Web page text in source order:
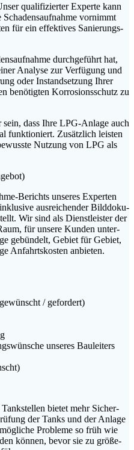
qua­li­fi­zier­ter Exper­te kann
vor­nimmt
für ein effek­ti­ves Sanie­rungs­
durch­ge­führt hat,
Ana­ly­se zur Ver­fü­gung und
oder Instand­set­zung Ihrer
benö­tig­ten Kor­ro­si­ons­schutz zu
dass Ihre LPG-Anla­ge auch
funk­tio­niert. Zusätz­lich leis­ten
Nut­zung von LPG als
Berichts unse­res Exper­ten
aus­rei­chen­der Bild­do­ku­
Wir sind als Dienst­leis­ter der
für unse­re Kun­den unter­
gebün­delt, Gebiet für Gebiet,
Anfahrts­kos­ten anbieten.
/ gefordert)
unse­res Bauleiters
bie­tet mehr Sicher­
der Tanks und der Anla­ge
Pro­ble­me so früh wie
kön­nen, bevor sie zu grö­ße­